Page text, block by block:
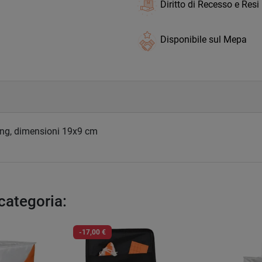
Diritto di Recesso e Resi
Disponibile sul Mepa
dimensioni 19x9 cm
-17,00 €